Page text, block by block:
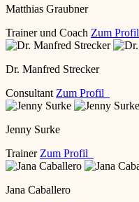
Matthias Graubner
Trainer und Coach Zum Profil
Dr. Manfred Strecker
Consultant Zum Profil
Jenny Surke
Trainer Zum Profil
Jana Caballero